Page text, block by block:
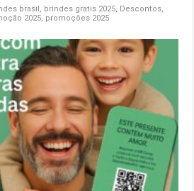
brasil , brindes gratis 2025, Descontos,
2025, promoções 2025